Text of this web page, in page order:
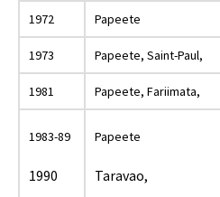
1972 Papeete
1973 Papeete, Saint-Paul,
1981 Papeete, Fariimata,
1983-89
1990
Papeete
Taravao,